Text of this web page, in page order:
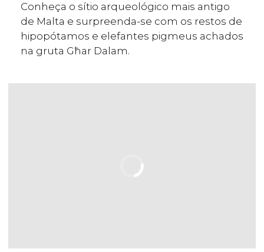
Conheça o sítio arqueológico mais antigo
de Malta e surpreenda-se com os restos de
hipopótamos e elefantes pigmeus achados
na gruta Għar Dalam.